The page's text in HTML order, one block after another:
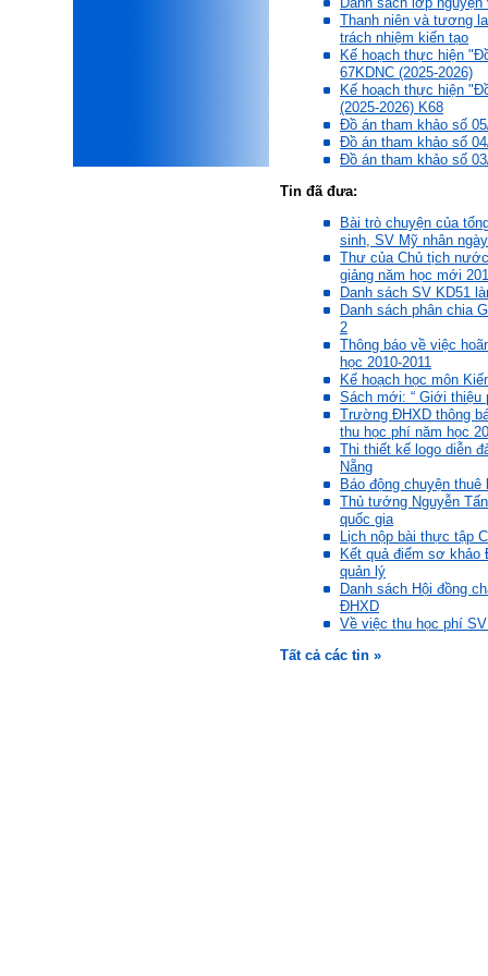
Được gia đình hỗ trợ, có sức
Thanh niên và tương
trách nhiệm kiến tạo
Kế hoạch thực hiện
67KDNC (2025-2026)
Kế hoạch thực hiện
(2025-2026) K68
Đồ án tham khảo số
Đồ án tham khảo số
Đồ án tham khảo số
Tin đã đưa:
Bài trò chuyện của
sinh, SV Mỹ nhân
Thư của Chủ tịch
giảng năm học mới
Danh sách SV KD51
Danh sách phân chia
2
Thông báo về việc
học 2010-2011
Kế hoạch học môn
Sách mới: “ Giới thiệu
Trường ĐHXD thông
thu học phí năm học
Thi thiết kế logo diễn
Nẵng
Báo động chuyện
Thủ tướng Nguyễn
quốc gia
Lịch nộp bài thực tập
Kết quả điểm sơ khảo
quản lý
Danh sách Hội đồng
ĐHXD
Về việc thu học phí
Tất cả các tin »